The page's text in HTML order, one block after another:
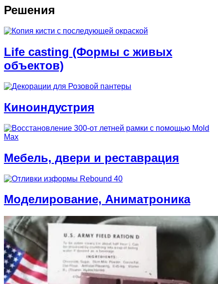
Решения
Life casting (Формы с живых
объектов)
Киноиндустрия
Мебель, двери и реставрация
Моделирование, Аниматроника